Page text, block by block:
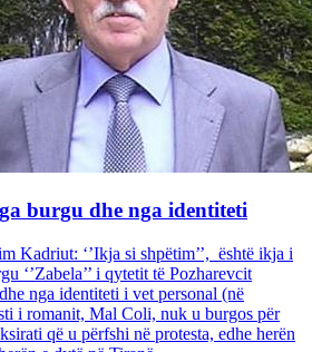
burgu dhe nga identiteti
Kadriut: ‘’Ikja si shpëtim’’, është ikja i
‘’Zabela’’ i qytetit të Pozharevcit
nga identiteti i vet personal (në
i romanit, Mal Coli, nuk u burgos për
që u përfshi në protesta, edhe herën